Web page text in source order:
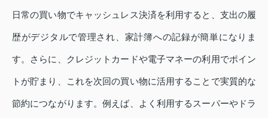
日常の買い物でキャッシュレス決済を利用すると、支出の履
歴がデジタルで管理され、家計簿への記録が簡単になりま
す。さらに、クレジットカードや電子マネーの利用でポイン
トが貯まり、これを次回の買い物に活用することで実質的な
節約につながります。例えば、よく利用するスーパーやドラ